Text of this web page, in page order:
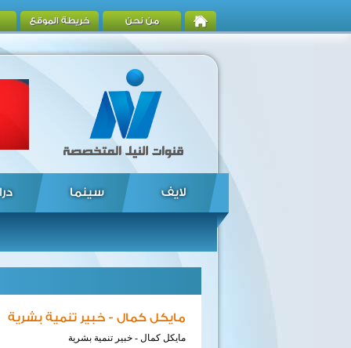
من نحن خريطة الموقع
لايف سينما
مايكل كمال - خبير تنمية بشرية
مايكل كمال - خبير تنمية بشرية